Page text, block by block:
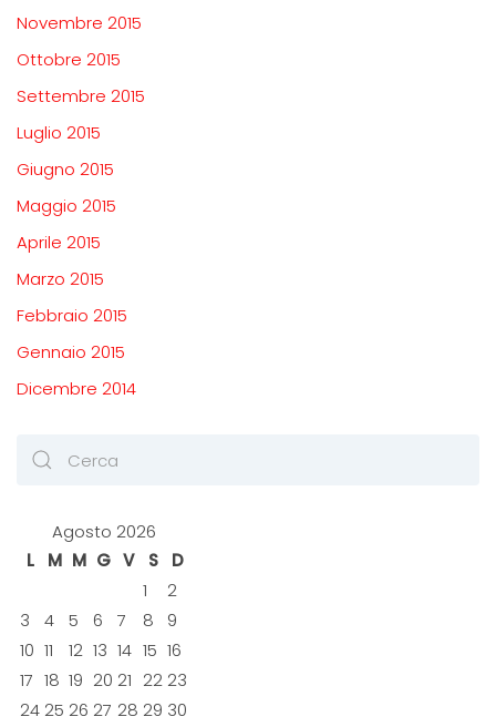
Novembre 2015
Ottobre 2015
Settembre 2015
Luglio 2015
Giugno 2015
Maggio 2015
Aprile 2015
Marzo 2015
Febbraio 2015
Gennaio 2015
Dicembre 2014
Agosto 2026
L
M M G V S
D
1
2
3
4 5 6 7 8
9
10 11 12 13 14 15 16
17 18 19 20 21 22 23
24 25 26 27 28 29 30